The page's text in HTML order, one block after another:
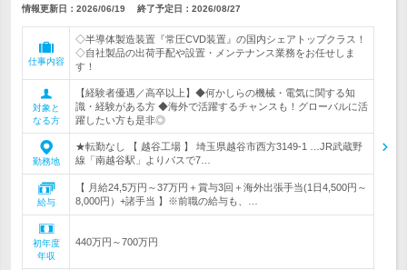
情報更新日：2026/06/19 終了予定日： 2026/08/27
仕事内容
◇半導体製造装置『常圧CVD装置』の国内シェアトップクラス！
◇自社製品の出荷手配や設置・メンテナンス業務をお任せしま
す！
対象と
なる方
【経験者優遇／高卒以上】◆何かしらの機械・電気に関する知
識・経験がある方 ◆海外で活躍するチャンスも！グローバルに活
躍したい方も是非◎
勤務地
★転勤なし 【 越谷工場 】 埼玉県越谷市西方3149-1 …JR武蔵野
線「南越谷駅」よりバスで7…
給与
【 月給24,5万円～37万円＋賞与3回＋海外出張手当(1日4,500円～
8,000円）+諸手当 】※前職の給与も、…
初年度
年収
440万円～700万円